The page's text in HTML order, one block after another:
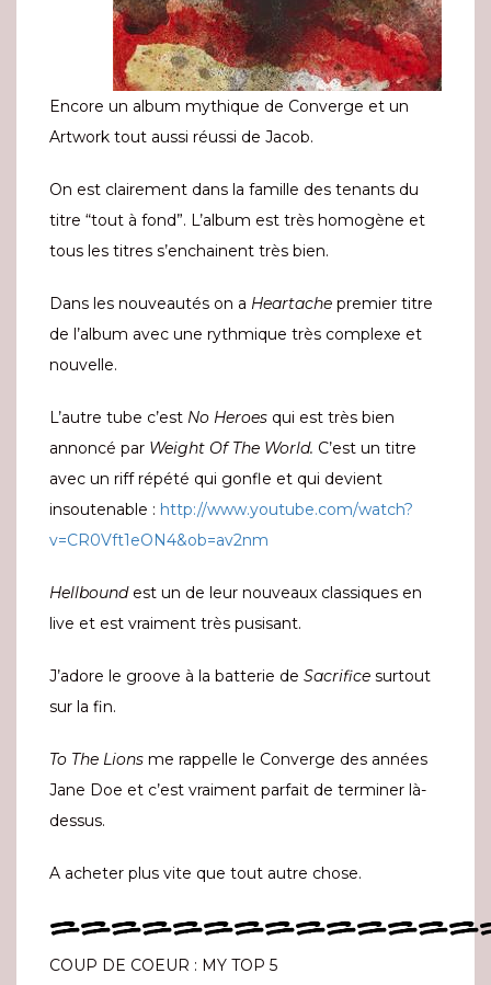
Encore un album mythique de Converge et un
Artwork tout aussi réussi de Jacob.
On est clairement dans la famille des tenants du
titre “tout à fond”. L’album est très homogène et
tous les titres s’enchainent très bien.
Dans les nouveautés on a Heartache premier titre
de l’album avec une rythmique très complexe et
nouvelle.
L’autre tube c’est No Heroes qui est très bien
annoncé par Weight Of The World. C’est un titre
avec un riff répété qui gonfle et qui devient
insoutenable : http://www.youtube.com/watch?
v=CR0Vft1eON4&ob=av2nm
Hellboundest un de leur nouveaux classiques en
live et est vraiment très pusisant.
J’adore le groove à la batterie de Sacrifice surtout
sur la fin.
To The Lions me rappelle le Converge des années
Jane Doe et c’est vraiment parfait de terminer là-
dessus.
A acheter plus vite que tout autre chose.
COUP DE COEUR : MY TOP 5